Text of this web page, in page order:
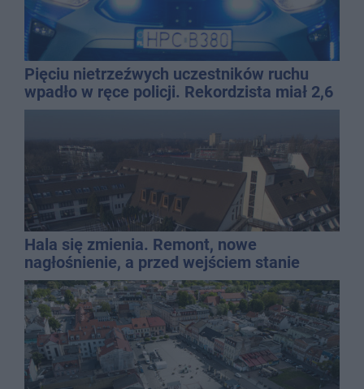
Pięciu nietrzeźwych uczestników ruchu
wpadło w ręce policji. Rekordzista miał 2,6
promila
Hala się zmienia. Remont, nowe
nagłośnienie, a przed wejściem stanie
QEMETICA ARENA